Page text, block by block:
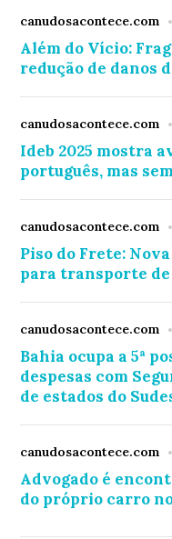
canudosacontece.com
Além do Vício:
redução de danos
canudosacontece.com
Ideb 2025 mostra
português, mas
canudosacontece.com
Piso do Frete:
para transporte
canudosacontece.com
Bahia ocupa a 5ª
despesas com
de estados do
canudosacontece.com
Advogado é
do próprio carro